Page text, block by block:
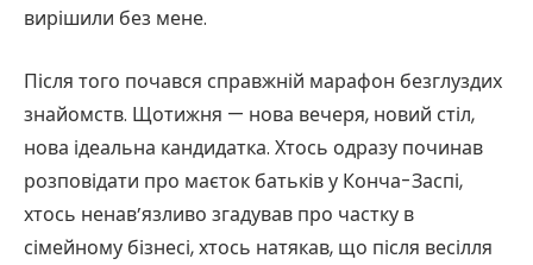
вирішили без мене.
Після того почався справжній марафон безглуздих
знайомств. Щотижня — нова вечеря, новий стіл,
нова ідеальна кандидатка. Хтось одразу починав
розповідати про маєток батьків у Конча-Заспі,
хтось ненав’язливо згадував про частку в
сімейному бізнесі, хтось натякав, що після весілля